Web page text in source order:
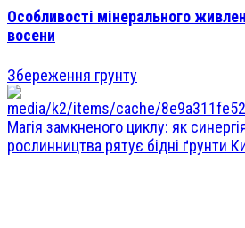
Особливості мінерального
восени
Збереження грунту
Магія замкненого циклу: як
рослинництва рятує бідні ґрунти